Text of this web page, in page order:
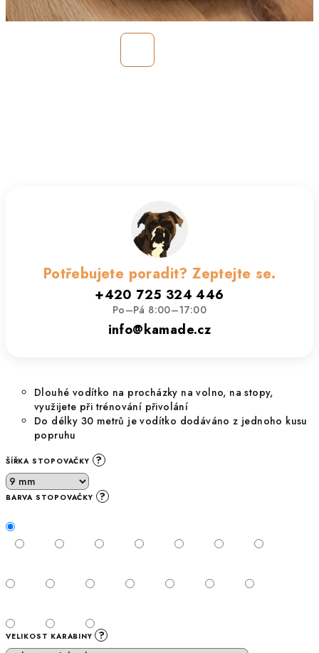
Dlouhé vodítko na procházky na volno, na stopy,
využijete při trénování přivolání
Do délky 30 metrů je vodítko dodáváno z jednoho kusu
popruhu
ŠÍŘKA STOPOVAČKY ?
BARVA STOPOVAČKY ?
VELIKOST KARABINY ?
Potřebujete poradit? Zeptejte se.
+420 725 324 446
Po–Pá 8:00–17:00
info@kamade.cz